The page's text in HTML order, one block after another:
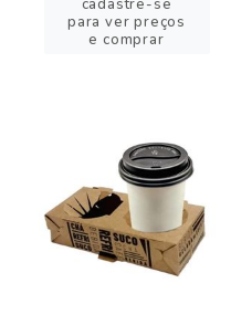
cadastre-se
para ver preços
e comprar